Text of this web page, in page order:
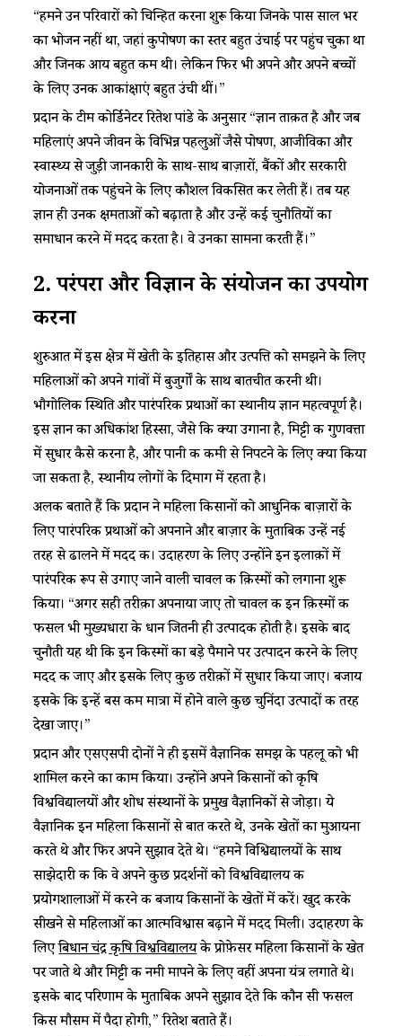
“हमने उन परिवारों को चिन्हित करना शुरू किया जिनके पास साल भर
का भोजन नहीं था, जहां कुपोषण का स्तर बहुत उंचाई पर पहुंच चुका था
और जिनकी आय बहुत कम थी। लेकिन फिर भी अपने और अपने बच्चों
के लिए उनकी आकांक्षाएं बहुत उंची थीं।”
प्रदान के टीम कोर्डिनेटर रितेश पांडे के अनुसार “ज्ञान ताक़त है और जब
महिलाएं अपने जीवन के विभिन्न पहलुओं जैसे पोषण, आजीविका और
स्वास्थ्य से जुड़ी जानकारी के साथ-साथ बाज़ारों, बैंकों और सरकारी
योजनाओं तक पहुंचने के लिए कौशल विकसित कर लेती हैं। तब यह
ज्ञान ही उनकी क्षमताओं को बढ़ाता है और उन्हें कई चुनौतियों का
समाधान करने में मदद करता है। वे उनका सामना करती हैं।”
2.परंपराऔरविज्ञानकेसंयोजनकाउपयोग
करना
शुरुआत में इस क्षेत्र में खेती के इतिहास और उत्पत्ति को समझने के लिए
महिलाओं को अपने गांवों में बुजुर्गों के साथ बातचीत करनी थी।
भौगोलिक स्थिति और पारंपरिक प्रथाओं का स्थानीय ज्ञान महत्वपूर्ण है।
इस ज्ञान का अधिकांश हिस्सा, जैसे कि क्या उगाना है, मिट्टी की गुणवत्ता
में सुधार कैसे करना है, और पानी की कमी से निपटने के लिए क्या किया
जा सकता है, स्थानीय लोगों के दिमाग में रहता है।
अलक बताते हैं कि प्रदान ने महिला किसानों को आधुनिक बाज़ारों के
लिए पारंपरिक प्रथाओं को अपनाने और बाज़ार के मुताबिक उन्हें नई
तरह से ढालने में मदद की। उदाहरण के लिए उन्होंने इन इलाक़ों में
पारंपरिक रूप से उगाए जाने वाली चावल की क़िस्मों को लगाना शुरू
किया। “अगर सही तरीक़ा अपनाया जाए तो चावल की इन क़िस्मों की
फसल भी मुख्यधारा के धान जितनी ही उत्पादक होती है। इसके बाद
चुनौती यह थी कि इन किस्मों का बड़े पैमाने पर उत्पादन करने के लिए
मदद की जाए और इसके लिए कुछ तरीक़ों में सुधार किया जाए। बजाय
इसके कि इन्हें बस कम मात्रा में होने वाले कुछ चुनिंदा उत्पादों की तरह
देखा जाए।”
प्रदान और एसएसपी दोनों ने ही इसमें वैज्ञानिक समझ के पहलू को भी
शामिल करने का काम किया। उन्होंने अपने किसानों को कृषि
विश्वविद्यालयों और शोध संस्थानों के प्रमुख वैज्ञानिकों से जोड़ा। ये
वैज्ञानिक इन महिला किसानों से बात करते थे, उनके खेतों का मुआयना
करते थे और फिर अपने सुझाव देते थे। “हमने विश्विद्यालयों के साथ
साझेदारी की कि वे अपने कुछ प्रदर्शनों को विश्वविद्यालय की
प्रयोगशालाओं में करने की बजाय किसानों के खेतों में करें। खुद करके
सीखने से महिलाओं का आत्मविश्वास बढ़ाने में मदद मिली। उदाहरण के
लिएबिधान चंद्र कृषि विश्वविद्यालयके प्रोफ़ेसर महिला किसानों के खेत
पर जाते थे और मिट्टी की नमी मापने के लिए वहीं अपना यंत्र लगाते थे।
इसके बाद परिणाम के मुताबिक अपने सुझाव देते कि कौन सी फसल
किस मौसम में पैदा होगी,” रितेश बताते हैं।